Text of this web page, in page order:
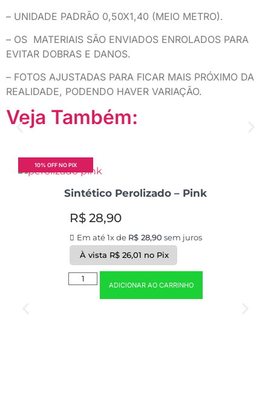
– UNIDADE PADRÃO 0,50X1,40 (MEIO METRO).
– OS MATERIAIS SÃO ENVIADOS ENROLADOS PARA
EVITAR DOBRAS E DANOS.
– FOTOS AJUSTADAS PARA FICAR MAIS PRÓXIMO DA
REALIDADE, PODENDO HAVER VARIAÇÃO.
Veja Também:
10% OFF NO PIX
Sintético Perolizado – Pink
R$28,90
Em até 1x de R$28,90 sem juros
À vista R$ 26,01 no Pix
ADICIONAR AO CARRINHO